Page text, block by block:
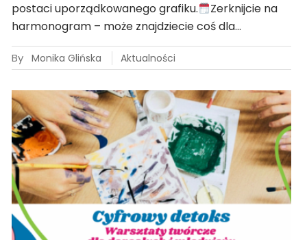
postaci uporządkowanego grafiku.
Zerknijcie na
harmonogram – może znajdziecie coś dla…
By Monika Glińska Aktualności